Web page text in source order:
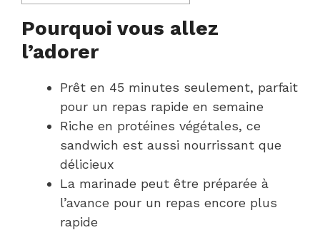
Pourquoi vous allez
l’adorer
Prêt en 45 minutes seulement, parfait
pour un repas rapide en semaine
Riche en protéines végétales, ce
sandwich est aussi nourrissant que
délicieux
La marinade peut être préparée à
l’avance pour un repas encore plus
rapide